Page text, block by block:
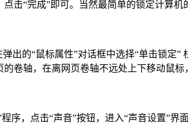
击“完成”即可。当然最简单的锁定计算机
出的“鼠标属性”对话框中选择“单击锁定
卷轴，在离网页卷轴不远处上下移动鼠
序，点击“声音”按钮，进入“声音设置”